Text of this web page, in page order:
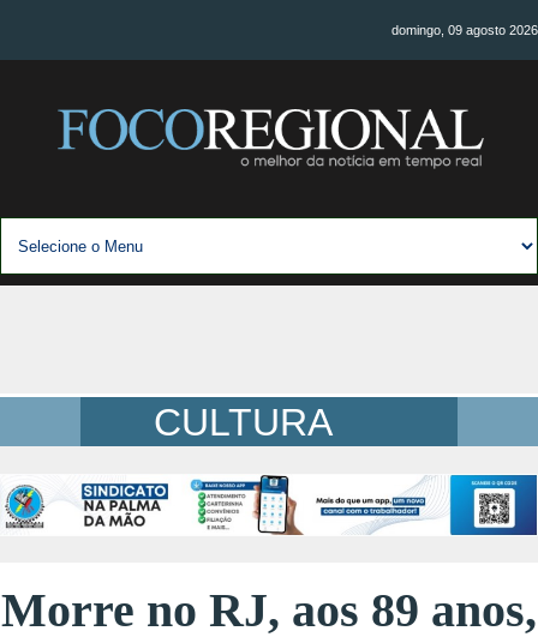
domingo, 09 agosto 2026
CULTURA
Morre no RJ, aos 89 anos,